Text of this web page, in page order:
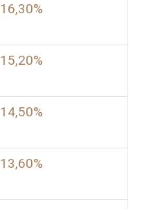
16,30%
15,20%
14,50%
13,60%